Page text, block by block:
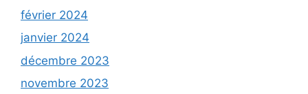
février 2024
janvier 2024
décembre 2023
novembre 2023